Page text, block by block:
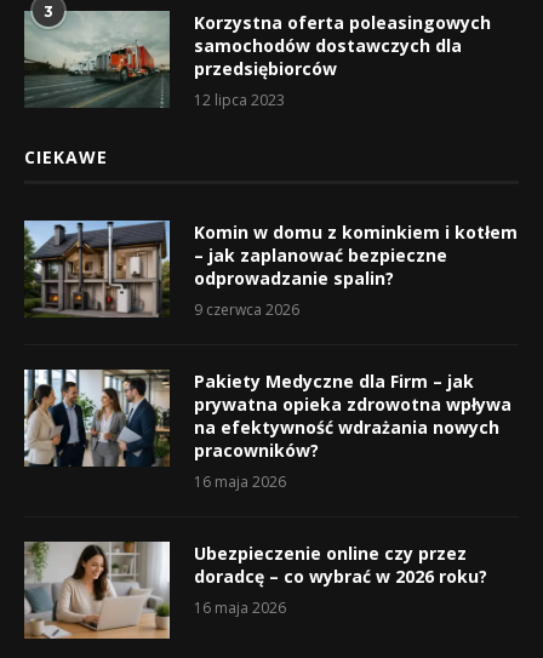
3
Korzystna oferta poleasingowych
samochodów dostawczych dla
przedsiębiorców
12 lipca 2023
CIEKAWE
Komin w domu z kominkiem i kotłem
– jak zaplanować bezpieczne
odprowadzanie spalin?
9 czerwca 2026
Pakiety Medyczne dla Firm – jak
prywatna opieka zdrowotna wpływa
na efektywność wdrażania nowych
pracowników?
16 maja 2026
Ubezpieczenie online czy przez
doradcę – co wybrać w 2026 roku?
16 maja 2026